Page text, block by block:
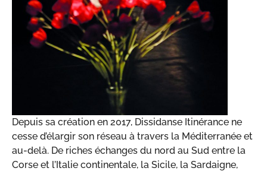
Depuis sa création en 2017, Dissidanse Itinérance ne
cesse d’élargir son réseau à travers la Méditerranée et
au-delà. De riches échanges du nord au Sud entre la
Corse et l’Italie continentale, la Sicile, la Sardaigne,